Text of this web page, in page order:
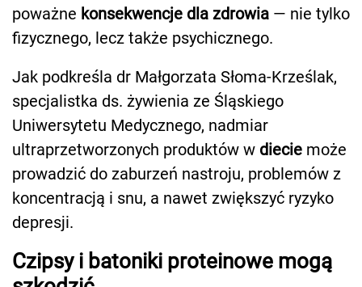
poważne konsekwencje dla zdrowia — nie tylko
fizycznego, lecz także psychicznego.
Jak podkreśla dr Małgorzata Słoma-Krześlak,
specjalistka ds. żywienia ze Śląskiego
Uniwersytetu Medycznego, nadmiar
ultraprzetworzonych produktów w diecie może
prowadzić do zaburzeń nastroju, problemów z
koncentracją i snu, a nawet zwiększyć ryzyko
depresji.
Czipsy i batoniki proteinowe mogą